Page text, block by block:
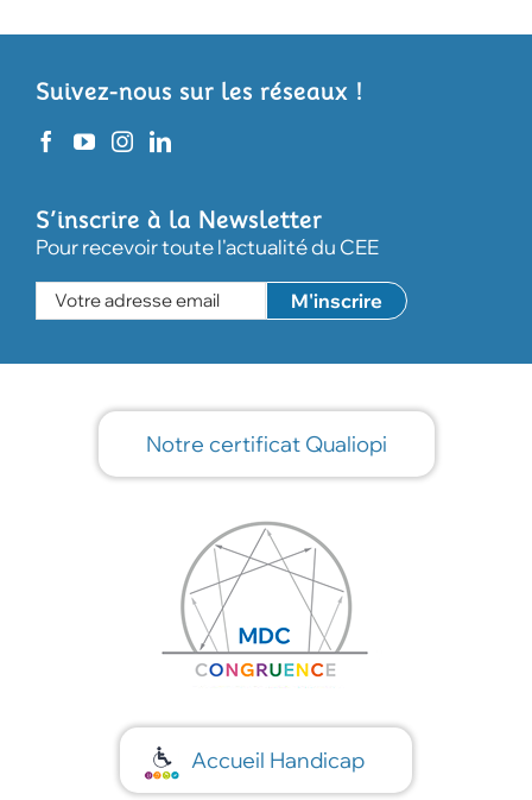
Suivez-nous sur les réseaux !
S’inscrire à la Newsletter
Pour recevoir toute l'actualité du CEE
Notre certificat Qualiopi
Accueil Handicap